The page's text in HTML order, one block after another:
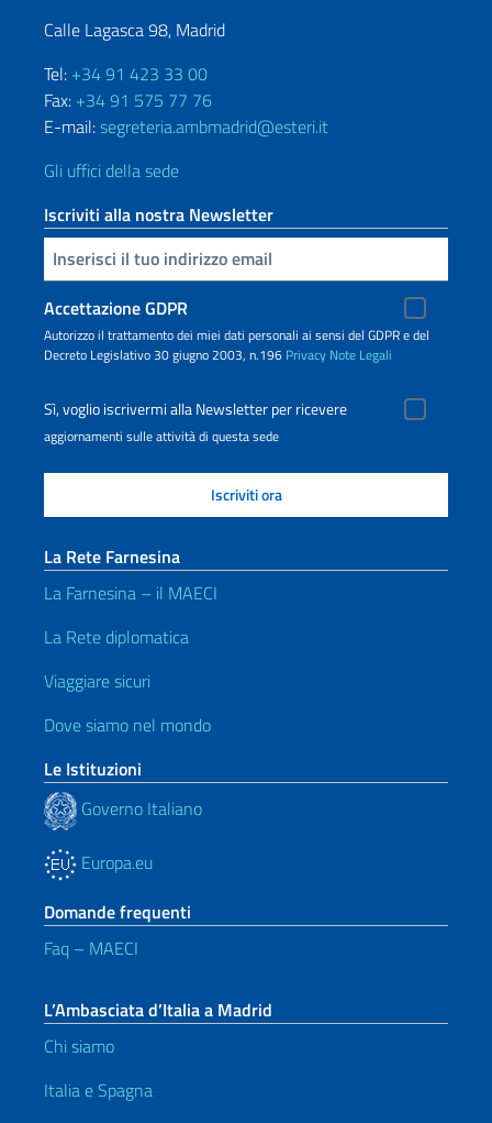
Calle Lagasca 98, Madrid
Tel: +34 91 423 33 00
Fax: +34 91 575 77 76
E-mail:segreteria.ambmadrid@esteri.it
Gli uffici della sede
Iscriviti alla nostra Newsletter
Inserisci la tua email
Accettazione GDPR
Autorizzo il trattamento dei miei dati personali ai sensi del GDPR e del
Decreto Legislativo 30 giugno 2003, n.196 Privacy Note Legali
Sì, voglio iscrivermi alla Newsletter per ricevere
aggiornamenti sulle attività di questa sede
La Rete Farnesina
La Farnesina – il MAECI
La Rete diplomatica
Viaggiare sicuri
Dove siamo nel mondo
Le Istituzioni
Governo Italiano
Europa.eu
Domande frequenti
Faq – MAECI
L’Ambasciata d’Italia a Madrid
Chi siamo
Italia e Spagna